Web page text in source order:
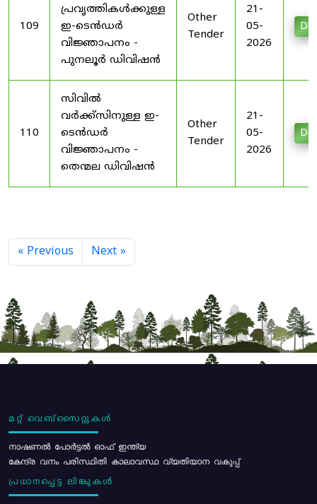
109
പ്രവൃത്തികൾക്കുള്ള
ഇ-ടെൻഡർ
വിജ്ഞാപനം -
പുനലൂർ ഡിവിഷൻ
Other
Tender
21-
05-
2026
110
സിവിൽ
വർക്ക്സിനുള്ള ഇ-
ടെൻഡർ
വിജ്ഞാപനം -
തെന്മല ഡിവിഷൻ
Other
Tender
21-
05-
2026
« Previous Next »
മറ്റ് വെബ്സൈറ്റുകൾ
നാഷണൽ പോർട്ടൽ ഓഫ് ഇന്ത്യ
കേന്ദ്ര വനം പരിസ്ഥിതി കാലാവസ്ഥ വ്യതിയാന വകുപ്പ്
പ്രധാനപ്പെട്ട ലിങ്കുകൾ